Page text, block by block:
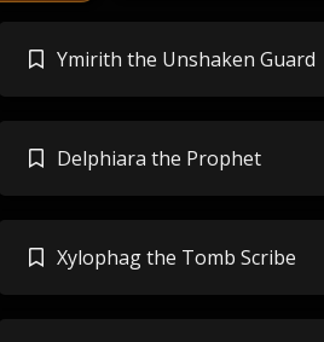
Ymirith the Unshaken Guard
Delphiara the Prophet
Xylophag the Tomb Scribe